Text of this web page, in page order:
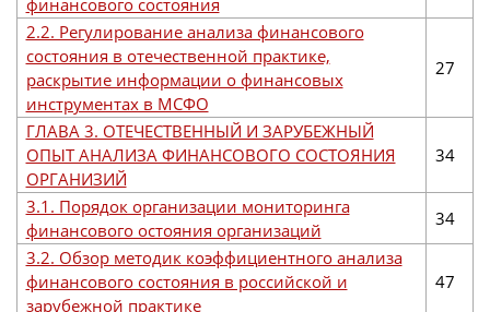
2.2. Регулирование анализа финансового
состояния в отечественной практике,
раскрытие информации о финансовых
инструментах в МСФО
27
ГЛАВА 3. ОТЕЧЕСТВЕННЫЙ И ЗАРУБЕЖНЫЙ
ОПЫТ АНАЛИЗА ФИНАНСОВОГО СОСТОЯНИЯ
ОРГАНИЗИЙ
34
3.1. Порядок организации мониторинга
финансового остояния организаций
34
3.2. Обзор методик коэффициентного анализа
финансового состояния в российской и
зарубежной практике
47